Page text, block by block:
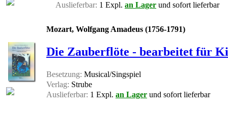
Auslieferbar: 1 Expl. an Lager und sofort lieferbar
Mozart, Wolfgang Amadeus (1756-1791)
Die Zauberflöte - bearbeitet für
Besetzung: Musical/Singspiel
Verlag: Strube
Auslieferbar: 1 Expl. an Lager und sofort lieferbar